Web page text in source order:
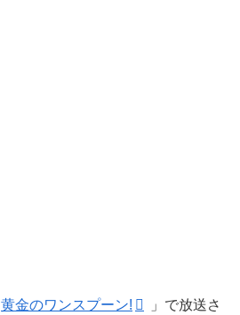
黄金のワンスプーン!
」で放送さ